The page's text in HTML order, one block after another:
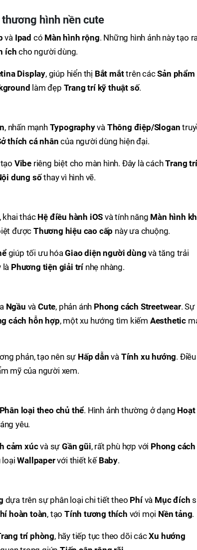
hình nền cute
và Ipad có Màn hình rộng. Những hình ảnh này tạo
ích cho người dùng.
Display, giúp hiển thị Bắt mắttrên cácSản phẩm
làm đẹp Trang trí kỹ thuật số.
, nhấn mạnh Typographyvà Thông điệp/Slogan
thích cá nhâncủa người dùng hiện đại.
Vibe riêng biệt cho màn hình. Đây là cáchTrang trí
dung sốthay vì hình vẽ.
khai thác Hệ điều hành iOS và tính năng Màn hình
đượcThương hiệu cao cấp này ưa chuộng.
giúp tối ưu hóaGiao diện người dùng và tăng trải
là Phương tiện giải trínhẹ nhàng.
Ngầu vàCute, phản ánh Phong cách Streetwear. Sự
cách hỗn hợp, một xu hướng tìm kiếm Aesthetic
phản, tạo nên sự Hấp dẫn và Tính xu hướng. Điều
mỹ của người xem.
Phân loại theo chủ thể. Hình ảnh thường ở dạng Hoạt
yêu.
cảm xúcvà sựGần gũi, rất phù hợp với Phong cách
loạiWallpapervới thiết kế Baby.
dựa trên sự phân loại chi tiết theo Phívà Mục đích
hoàn toàn, tạoTính tương thích với mọi Nền tảng.
trí phòng, hãy tiếp tục theo dõi cácXu hướng